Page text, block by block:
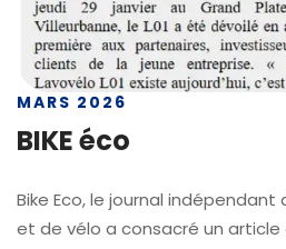
MARS 2026
BIKE éco
Bike Eco, le journal
et de vélo a consacré un article